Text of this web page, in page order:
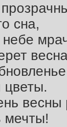
сна,
цветы.
мечты!